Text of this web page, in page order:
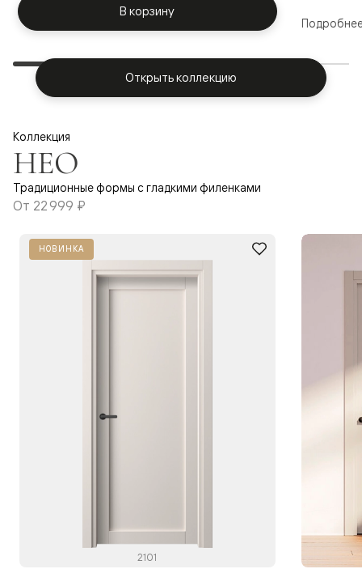
В корзину
Открыть коллекцию
Коллекция
НЕО
Традиционные формы с гладкими филенками
От 22 999 ₽
НОВИНКА
2101